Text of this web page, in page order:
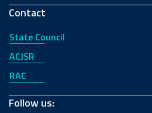
Contact
State Council
ACJSR
RAC
Follow us: